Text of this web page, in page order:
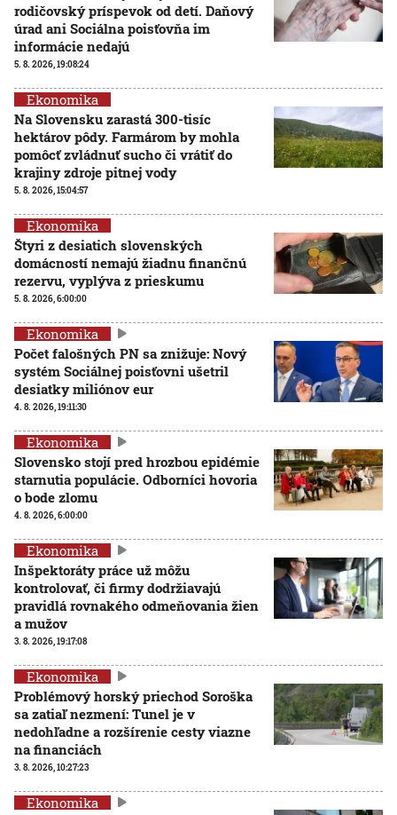
rodičovský príspevok od detí. Daňový
úrad ani Sociálna poisťovňa im
informácie nedajú
5. 8. 2026, 19:08:24
Ekonomika
Na Slovensku zarastá 300-tisíc
hektárov pôdy. Farmárom by mohla
pomôcť zvládnuť sucho či vrátiť do
krajiny zdroje pitnej vody
5. 8. 2026, 15:04:57
Ekonomika
Štyri z desiatich slovenských
domácností nemajú žiadnu finančnú
rezervu, vyplýva z prieskumu
5. 8. 2026, 6:00:00
Ekonomika
Počet falošných PN sa znižuje: Nový
systém Sociálnej poisťovni ušetril
desiatky miliónov eur
4. 8. 2026, 19:11:30
Ekonomika
Slovensko stojí pred hrozbou epidémie
starnutia populácie. Odborníci hovoria
o bode zlomu
4. 8. 2026, 6:00:00
Ekonomika
Inšpektoráty práce už môžu
kontrolovať, či firmy dodržiavajú
pravidlá rovnakého odmeňovania žien
a mužov
3. 8. 2026, 19:17:08
Ekonomika
Problémový horský priechod Soroška
sa zatiaľ nezmení: Tunel je v
nedohľadne a rozšírenie cesty viazne
na financiách
3. 8. 2026, 10:27:23
Ekonomika